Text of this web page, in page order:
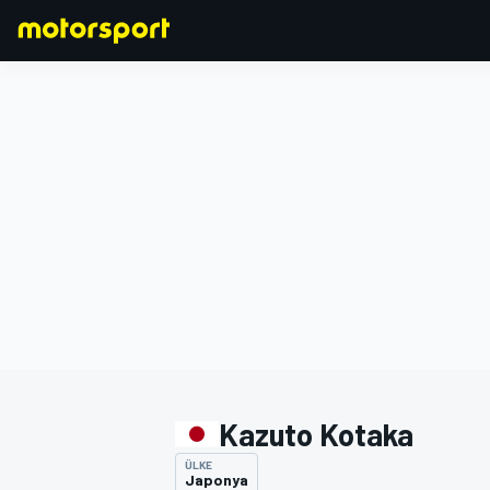
Kazuto Kotaka
ÜLKE
Japonya